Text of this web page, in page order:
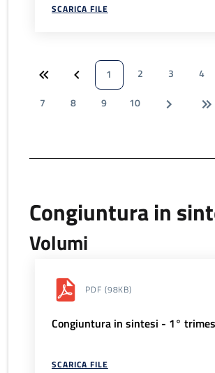
SCARICA FILE
1 2 3 4
7
8 9 10
Congiuntura in
Volumi
PDF (98KB)
Congiuntura in sintesi - 1°
SCARICA FILE